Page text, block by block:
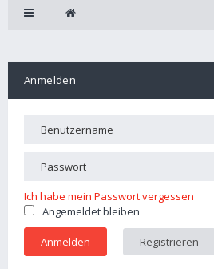
Anmelden
Ich habe mein Passwort vergessen
Angemeldet bleiben
Registrieren